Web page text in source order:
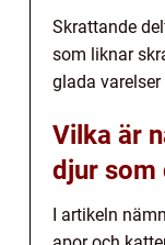
Skrattande
som liknar
glada
Vilka är
djur som
I artikeln